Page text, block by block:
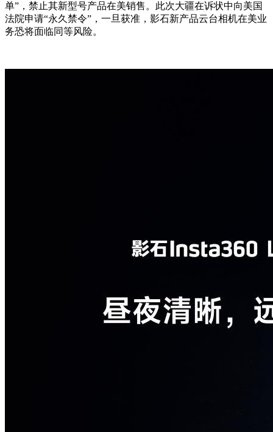
单”，禁止其新型号产品在美销售。此次大疆在诉状中向美国
法院申请“永久禁令”，一旦获准，影石新产品云台相机在美业
务恐将面临同等风险。